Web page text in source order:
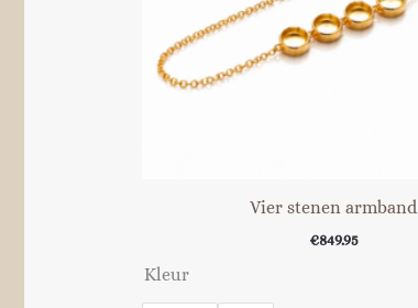
Vier stenen armband
€849.95
Kleur